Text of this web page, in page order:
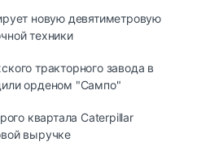
новую девятиметровую
техники
тракторного завода в
орденом "Сампо"
квартала Caterpillar
выручке